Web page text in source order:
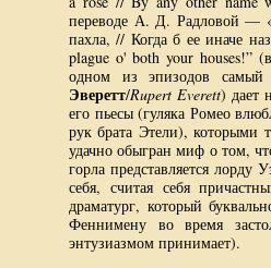
переводе А. Д. Радловой —
пахла, // Когда б ее иначе
plague o' both your
одном из эпизодов
Эверетт/Rupert Everett) дает
его пьесы (гуляка Ромео
рук брата Этели), которыми
удачно обыгран миф о том,
горла представляется
себя, считая себя
драматург, который
Феннимену во время
энтузиазмом принимает).